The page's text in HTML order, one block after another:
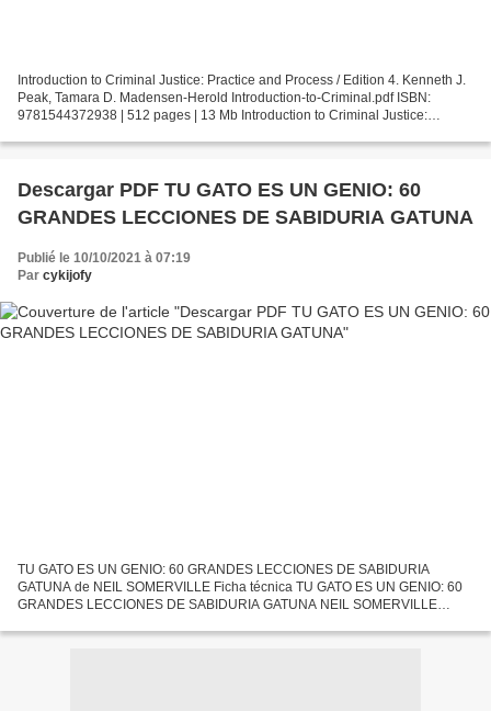
Introduction to Criminal Justice: Practice and Process / Edition 4. Kenneth J.
Peak, Tamara D. Madensen-Herold Introduction-to-Criminal.pdf ISBN:
9781544372938 | 512 pages | 13 Mb Introduction to Criminal Justice:
Descargar PDF TU GATO ES UN GENIO: 60
GRANDES LECCIONES DE SABIDURIA GATUNA
Publié le 10/10/2021 à 07:19
Par cykijofy
TU GATO ES UN GENIO: 60 GRANDES LECCIONES DE SABIDURIA
GATUNA de NEIL SOMERVILLE Ficha técnica TU GATO ES UN GENIO: 60
GRANDES LECCIONES DE SABIDURIA GATUNA NEIL SOMERVILLE
FB2 ISBN:...